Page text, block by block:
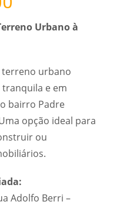
Urbano à
terreno urbano
e em
bairro Padre
opção ideal para
ou
Adolfo Berri –